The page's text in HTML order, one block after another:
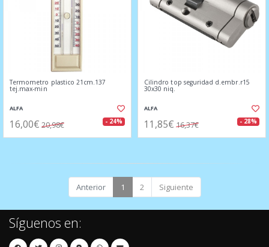
Termometro plastico 21cm.137
tej.max-min
ALFA
16,00€ 20,98€ - 24%
Cilindro top seguridad d.embr.r15
30x30 niq.
ALFA
11,85€ 16,37€ - 28%
Anterior 1 2 Siguiente
Síguenos en: